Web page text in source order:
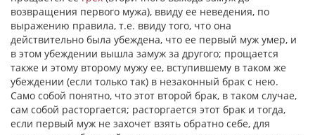
возвращения первого мужа), ввиду ее неведения, по
выражению правила, т.е. ввиду того, что она
действительно была убеждена, что ее первый муж умер, и
в этом убеждении вышла замуж за другого; прощается
также и этому второму мужу ее, вступившему в таком же
убеждении (если только так) в незаконный брак с нею.
Само собой понятно, что этот второй брак, в таком случае,
сам собой расторгается; расторгается этот брак и тогда,
если первый муж не захочет взять обратно себе, для